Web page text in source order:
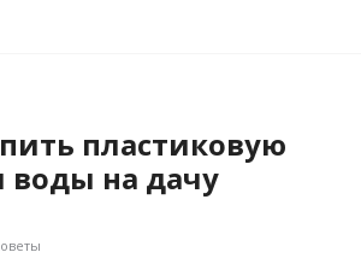
пластиковую
воды на дачу